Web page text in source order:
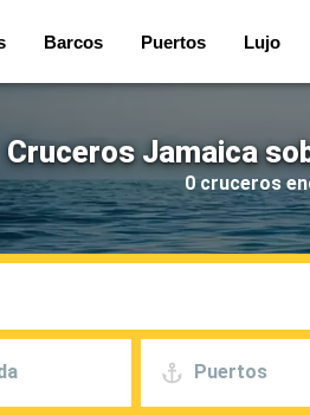
Barcos Puertos Lujo
Cruceros Jamaica
0 cruceros
Puertos